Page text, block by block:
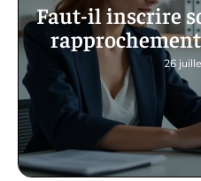
Faut-il inscrire
26